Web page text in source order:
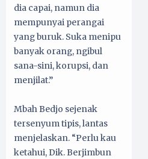
dia capai, namun dia
mempunyai perangai
yang buruk. Suka menipu
banyak orang, ngibul
sana-sini, korupsi, dan
menjilat.”
Mbah Bedjo sejenak
tersenyum tipis, lantas
menjelaskan. “Perlu kau
ketahui, Dik. Berjimbun